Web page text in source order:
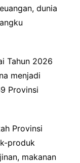
dunia
Tahun 2026
menjadi
Provinsi
Provinsi
produk
makanan